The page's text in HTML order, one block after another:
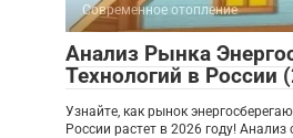
Современное отопление
Анализ Рынка
Технологий в России
Узнайте, как рынок
России растет в 2026 году! Анализ